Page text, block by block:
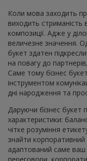
Коли мова заходить
виходить
композиції. Адже у
величезне значення.
букет здатен
на повагу до
Саме тому бізнес
інструментом
дні народження та
Даруючи бізнес букет
характеристики:
чітке розуміння
знайти корпоративний
адаптований саме ваш
переговори,